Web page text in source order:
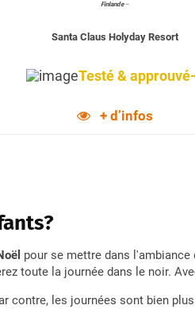
Finlande–
Santa Claus Holyday Resort
Testé &
+ d’infos
pour se mettre dans
toute la journée dans le noir.
contre, les journées sont bien